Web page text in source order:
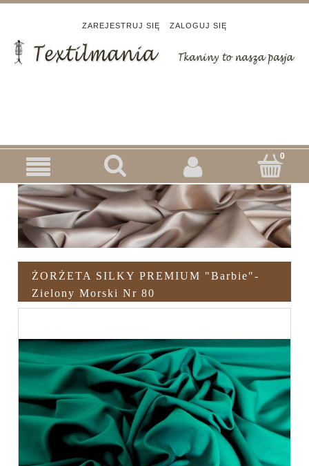
ZAREJESTRUJ SIĘ ZALOGUJ SIĘ
ŻORŻETA SILKY PREMIUM "Barbie"-
Zielony Morski Nr 80